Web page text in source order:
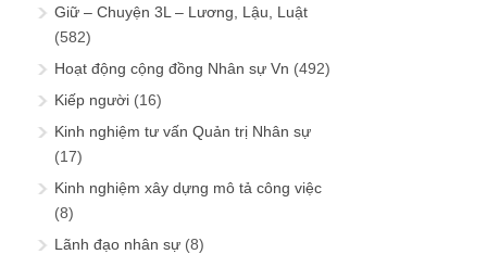
Giữ – Chuyện 3L – Lương, Lậu, Luật
(582)
Hoạt động cộng đồng Nhân sự Vn (492)
Kiếp người (16)
Kinh nghiệm tư vấn Quản trị Nhân sự
(17)
Kinh nghiệm xây dựng mô tả công việc
(8)
Lãnh đạo nhân sự (8)